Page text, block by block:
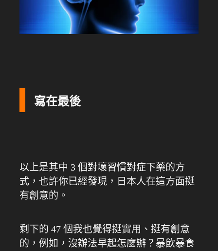
寫在最後
以上是其中 3 個對壞習慣對症下藥的方
式，也許你已經發現，日本人在這方面挺
有創意的。
剩下的 47 個我也覺得挺實用、挺有創意
的，例如，沒辦法早起怎麼辦？暴飲暴食